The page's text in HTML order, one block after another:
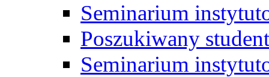
Seminarium
Poszukiwany
Seminarium